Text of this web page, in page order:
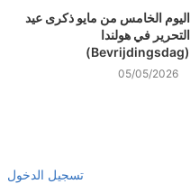
اليوم الخامس من مايو ذكرى عيد
التحرير في هولندا
(Bevrijdingsdag)
05/05/2026
تسجيل الدخول